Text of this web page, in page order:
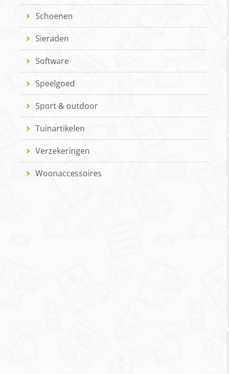
Schoenen
Sieraden
Software
Speelgoed
Sport & outdoor
Tuinartikelen
Verzekeringen
Woonaccessoires